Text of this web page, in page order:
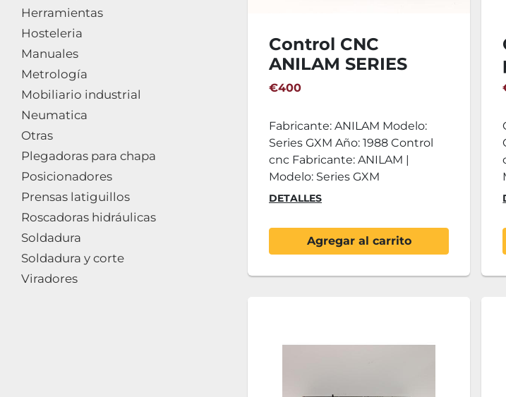
Herramientas
Hosteleria
Manuales
Metrología
Mobiliario industrial
Neumatica
Otras
Plegadoras para chapa
Posicionadores
Prensas latiguillos
Roscadoras hidráulicas
Soldadura
Soldadura y corte
Viradores
Control CNC
ANILAM SERIES
GXM
€400
Fabricante: ANILAM Modelo:
Series GXM Año: 1988 Control
cnc Fabricante: ANILAM |
Modelo: Series GXM
DETALLES
Agregar al carrito